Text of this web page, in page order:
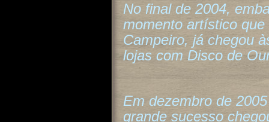
No final de 2004,
momento artístico
Campeiro, já chegou
lojas com Disco de
Em dezembro de
grande sucesso